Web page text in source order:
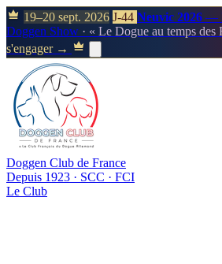
19–20 sept. 2026 J-44 Neuvic 2026 —
Doggen Show · « Le Dogue au temps des
s'engager →
Doggen Club de France
Depuis 1923 · SCC · FCI
Le Club